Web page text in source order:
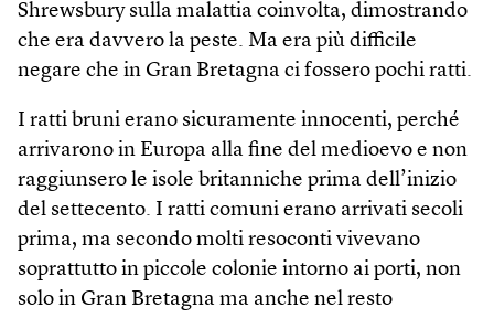
Shrewsbury sulla malattia coinvolta, dimostrando
che era davvero la peste. Ma era più difficile
negare che in Gran Bretagna ci fossero pochi ratti.
I ratti bruni erano sicuramente innocenti, perché
arrivarono in Europa alla fine del medioevo e non
raggiunsero le isole britanniche prima dell’inizio
del settecento. I ratti comuni erano arrivati secoli
prima, ma secondo molti resoconti vivevano
soprattutto in piccole colonie intorno ai porti, non
solo in Gran Bretagna ma anche nel resto